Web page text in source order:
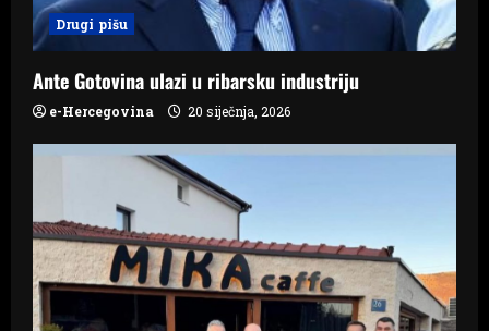
i
o
n
Drugi pišu
Ante Gotovina ulazi u ribarsku industriju
e-Hercegovina 20 siječnja, 2026